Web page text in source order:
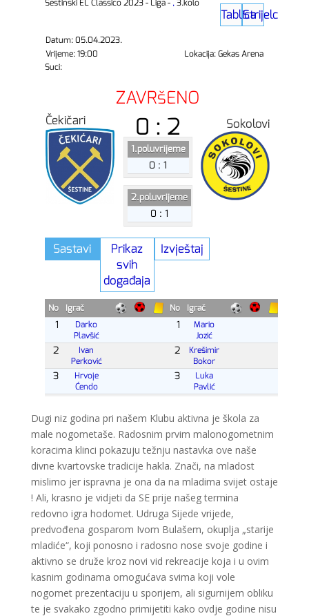
Dugi niz godina pri našem Klubu aktivna je škola za
male nogometaše. Radosnim prvim malonogometnim
koracima klinci pokazuju težnju nastavka ove naše
divne kvartovske tradicije hakla. Znači, na mladost
mislimo jer ispravna je ona da na mladima svijet ostaje
! Ali, krasno je vidjeti da SE prije našeg termina
redovno igra hodomet. Udruga Sijede vrijede,
predvođena gosparom Ivom Bulašem, okuplja „starije
mladiće“, koji ponosno i radosno nose svoje godine i
aktivno se druže kroz novi vid rekreacije koja i u ovim
kasnim godinama omogućava svima koji vole
nogomet prezentaciju u sporijem, ali sigurnijem obliku
te je svakako zgodno primijetiti kako ovdje godine nisu